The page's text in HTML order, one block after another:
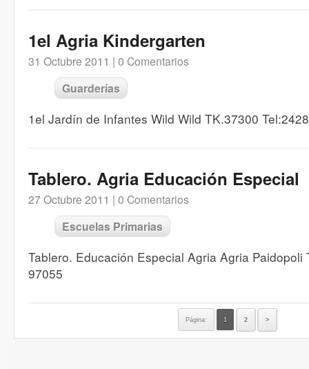
1el Agria Kindergarten
31 Octubre 2011 | 0 Comentarios
Guarderías
1el Jardín de Infantes Wild Wild TK.37300
Tablero. Agria Educación Especial
27 Octubre 2011 | 0 Comentarios
Escuelas Primarias
Tablero. Educación Especial Agria Agria Paidopoli
97055
Página: 1 2 >